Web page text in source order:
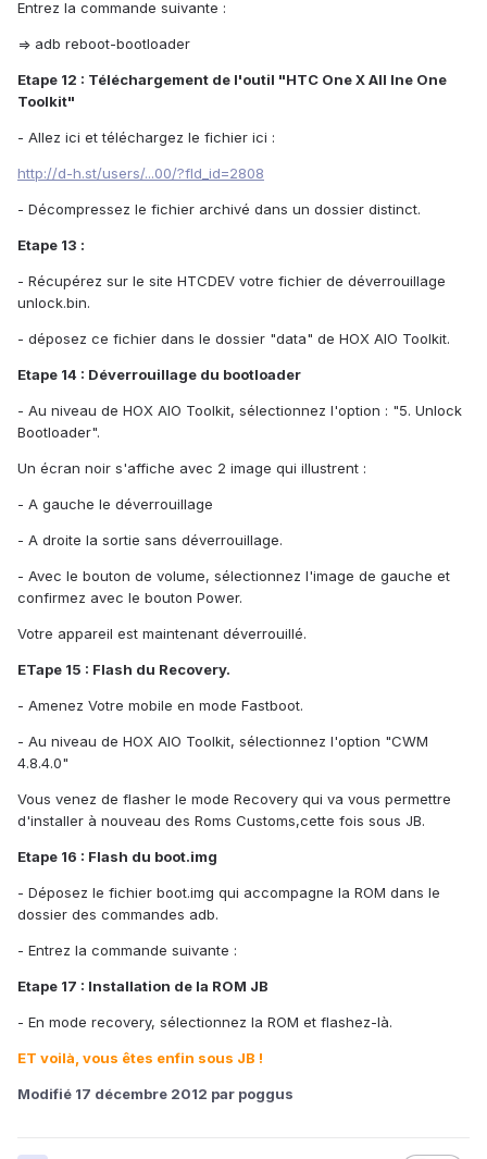
Entrez la commande suivante :
=> adb reboot-bootloader
Etape 12 : Téléchargement de l'outil "HTC One X All Ine One
Toolkit"
- Allez ici et téléchargez le fichier ici :
http://d-h.st/users/...00/?fld_id=2808
- Décompressez le fichier archivé dans un dossier distinct.
Etape 13 :
- Récupérez sur le site HTCDEV votre fichier de déverrouillage
unlock.bin.
- déposez ce fichier dans le dossier "data" de HOX AIO Toolkit.
Etape 14 : Déverrouillage du bootloader
- Au niveau de HOX AIO Toolkit, sélectionnez l'option : "5. Unlock
Bootloader".
Un écran noir s'affiche avec 2 image qui illustrent :
- A gauche le déverrouillage
- A droite la sortie sans déverrouillage.
- Avec le bouton de volume, sélectionnez l'image de gauche et
confirmez avec le bouton Power.
Votre appareil est maintenant déverrouillé.
ETape 15 : Flash du Recovery.
- Amenez Votre mobile en mode Fastboot.
- Au niveau de HOX AIO Toolkit, sélectionnez l'option "CWM
4.8.4.0"
Vous venez de flasher le mode Recovery qui va vous permettre
d'installer à nouveau des Roms Customs,cette fois sous JB.
Etape 16 : Flash du boot.img
- Déposez le fichier boot.img qui accompagne la ROM dans le
dossier des commandes adb.
- Entrez la commande suivante :
Etape 17 : Installation de la ROM JB
- En mode recovery, sélectionnez la ROM et flashez-là.
ET voilà, vous êtes enfin sous JB !
Modifié 17 décembre 2012 par poggus